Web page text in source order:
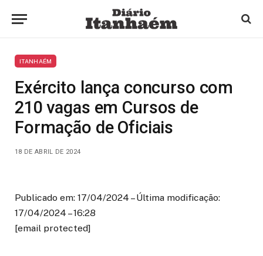
ITANHAÉM
Exército lança concurso com
210 vagas em Cursos de
Formação de Oficiais
18 DE ABRIL DE 2024
Publicado em: 17/04/2024 – Última modificação:
17/04/2024 – 16:28
[email protected]